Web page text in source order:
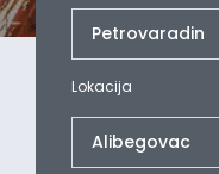
Lokacija
Alibegovac